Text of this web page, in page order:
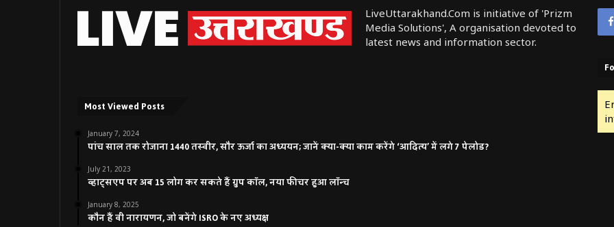
LiveUttarakhand.Com is initiative of 'Prizm
Media Solutions', A organisation devoted to
latest news and information sector.
Most Viewed Posts
January 7, 2024
पांच साल तक रोजाना 1440 तस्वीर, सौर ऊर्जा का अध्ययन; जानें क्या-क्या काम करेंगे ‘आदित्य’ में लगे 7 पेलोड?
July 21, 2023
व्हाट्सएप पर अब 15 लोग कर सकते हैं ग्रुप कॉल, नया फीचर हुआ लॉन्च
January 8, 2025
कौन हैं वी नारायणन, जो बनेंगे ISRO के नए अध्यक्ष